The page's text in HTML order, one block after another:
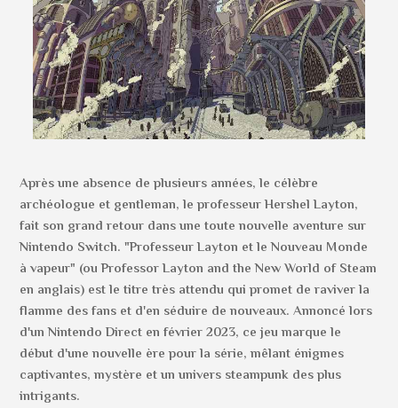
Après une absence de plusieurs années, le célèbre
archéologue et gentleman, le professeur Hershel Layton,
fait son grand retour dans une toute nouvelle aventure sur
Nintendo Switch. "Professeur Layton et le Nouveau Monde
à vapeur" (ou Professor Layton and the New World of Steam
en anglais) est le titre très attendu qui promet de raviver la
flamme des fans et d'en séduire de nouveaux. Annoncé lors
d'un Nintendo Direct en février 2023, ce jeu marque le
début d'une nouvelle ère pour la série, mêlant énigmes
captivantes, mystère et un univers steampunk des plus
intrigants.